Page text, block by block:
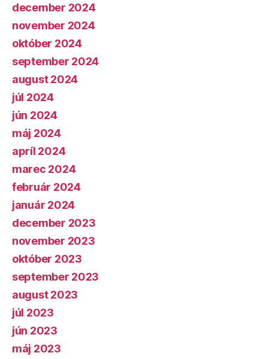
december 2024
november 2024
október 2024
september 2024
august 2024
júl 2024
jún 2024
máj 2024
apríl 2024
marec 2024
február 2024
január 2024
december 2023
november 2023
október 2023
september 2023
august 2023
júl 2023
jún 2023
máj 2023